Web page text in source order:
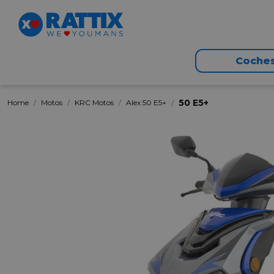
Home Motos KRC Motos Alex 50 E5+ 50 E5+